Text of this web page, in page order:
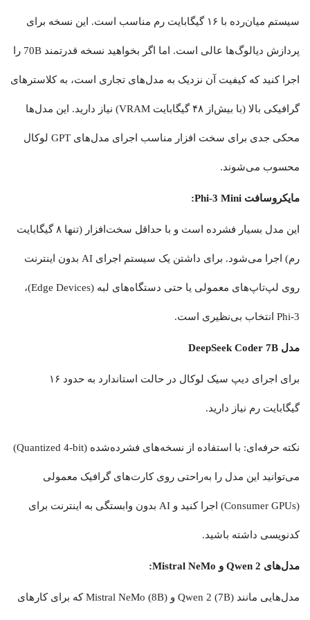
سیستم میان‌رده با ۱۶ گیگابایت رم مناسب است. این نسخه برای
پردازش دیالوگ‌ها عالی است. اما اگر بخواهید نسخه قدرتمند 70B را
اجرا کنید که کیفیت آن نزدیک به مدل‌های تجاری است، به کلاسترهای
گرافیکی بالا (با بیش‌از ۴۸ گیگابایت VRAM) نیاز دارید. این مدل‌ها
محکی جدی برای سخت افزار مناسب اجرای مدل‌های GPT لوکال
محسوب می‌شوند.
مایکروسافت Phi-3 Mini:
این مدل بسیار فشرده است و با حداقل سخت‌افزار (تنها ۸ گیگابایت
رم) اجرا می‌شود. برای داشتن یک سیستم اجرای AI بدون اینترنت
روی لپ‌تاپ‌های معمولی یا حتی دستگاه‌های لبه (Edge Devices)،
Phi-3 انتخاب بی‌نظیری است.
مدل DeepSeek Coder 7B
برای اجرای دیپ سیک لوکال در حالت استاندارد به حدود ۱۶
گیگابایت رم نیاز دارید.
نکته حرفه‌ای: با استفاده از نسخه‌های فشرده‌شده (Quantized 4-bit)
می‌توانید این مدل را به‌راحتی روی کارت‌های گرافیک معمولی
(Consumer GPUs) اجرا کنید و AI بدون وابستگی به اینترنت برای
کدنویسی داشته باشید.
مدل‌های Qwen 2 و Mistral NeMo:
مدل‌هایی مانند Qwen 2 (7B) و Mistral NeMo (8B) که برای کارهای